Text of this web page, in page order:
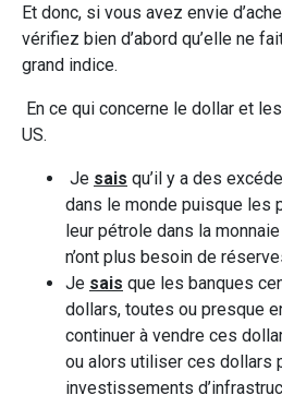
Et donc, si vous avez envie
vérifiez bien d’abord qu’elle ne
grand indice.
En ce qui concerne le dollar et
US.
Je sais qu’il y a des
dans le monde puisque les
leur pétrole dans la
n’ont plus besoin de
Je sais que les banques
dollars, toutes ou presque
continuer à vendre ces
ou alors utiliser ces dollars
investissements